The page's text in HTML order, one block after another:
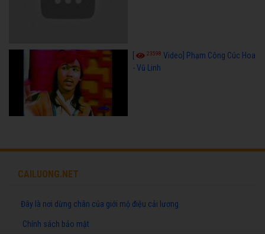
23598 Video] Phạm Công Cúc Hoa
- Vũ Linh
CAILUONG.NET
Đây là nơi dừng chân của giới mộ điệu cải lương
Chính sách bảo mật